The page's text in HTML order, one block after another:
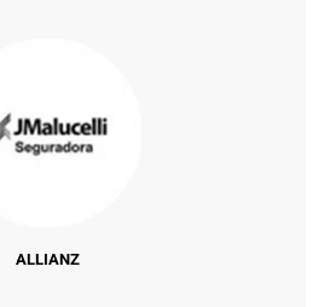
ALLIANZ